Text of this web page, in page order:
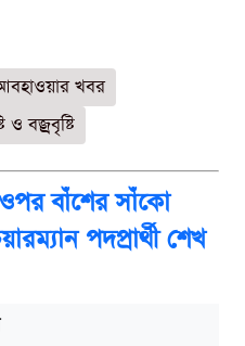
খবর
ও বজ্রবৃষ্টি
ওপর বাঁশের সাঁকো
পদপ্রার্থী শেখ